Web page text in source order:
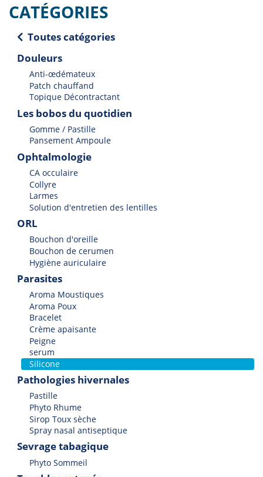
CATÉGORIES
Toutes catégories
Douleurs
Anti-œdémateux
Patch chauffand
Topique Décontractant
Les bobos du quotidien
Gomme / Pastille
Pansement Ampoule
Ophtalmologie
CA occulaire
Collyre
Larmes
Solution d'entretien des lentilles
ORL
Bouchon d'oreille
Bouchon de cerumen
Hygiène auriculaire
Parasites
Aroma Moustiques
Aroma Poux
Bracelet
Crème apaisante
Peigne
serum
Silicone
Pathologies hivernales
Pastille
Phyto Rhume
Sirop Toux sèche
Spray nasal antiseptique
Sevrage tabagique
Phyto Sommeil